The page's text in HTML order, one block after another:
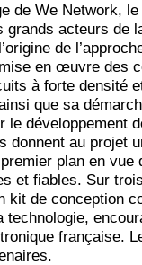
de We Network,
grands acteurs de
de
en œuvre des
à forte densité
que sa
le développement
donnent au projet
plan en vue
et fiables. Sur
kit de conception
technologie,
française.